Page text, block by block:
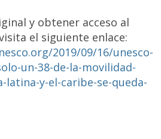
y obtener acceso al
el siguiente enlace:
2019/09/16/unesco-
un-38-de-la-movilidad-
latina-y-el-caribe-se-queda-